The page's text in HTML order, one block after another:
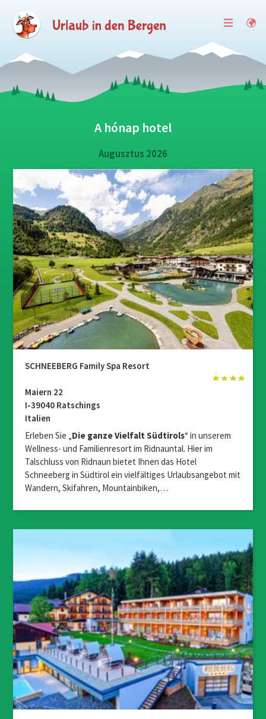
A hónap hotel
Augusztus 2026
SCHNEEBERG Family Spa Resort
Maiern 22
I-39040 Ratschings
Italien
Erleben Sie „Die ganze Vielfalt Südtirols“ in unserem
Wellness- und Familienresort im Ridnauntal. Hier im
Talschluss von Ridnaun bietet Ihnen das Hotel
Schneeberg in Südtirol ein vielfältiges Urlaubsangebot mit
Wandern, Skifahren, Mountainbiken,…